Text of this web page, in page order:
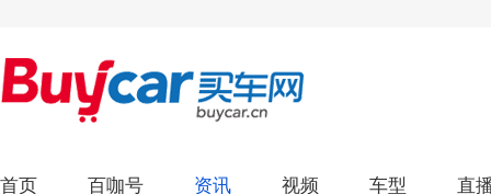
首页 百咖号 资讯 视频 车型 直